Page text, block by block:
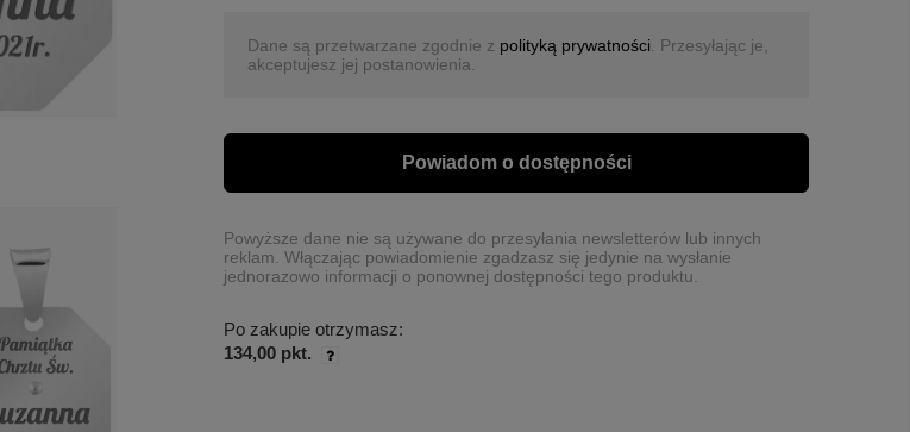
Dane są przetwarzane zgodnie z polityką prywatności . Przesyłając je,
akceptujesz jej postanowienia.
Powiadom o dostępności
Powyższe dane nie są używane do przesyłania newsletterów lub innych
reklam. Włączając powiadomienie zgadzasz się jedynie na wysłanie
jednorazowo informacji o ponownej dostępności tego produktu.
Po zakupie otrzymasz:
134,00 pkt.